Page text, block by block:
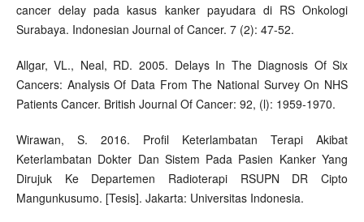
cancer delay pada kasus kanker payudara di RS Onkologi
Surabaya. Indonesian Journal of Cancer. 7 (2): 47-52.
Allgar, VL., Neal, RD. 2005. Delays In The Diagnosis Of Six
Cancers: Analysis Of Data From The National Survey On NHS
Patients Cancer. British Journal Of Cancer: 92, (l): 1959-1970.
Wirawan, S. 2016. Profil Keterlambatan Terapi Akibat
Keterlambatan Dokter Dan Sistem Pada Pasien Kanker Yang
Dirujuk Ke Departemen Radioterapi RSUPN DR Cipto
Mangunkusumo. [Tesis]. Jakarta: Universitas Indonesia.